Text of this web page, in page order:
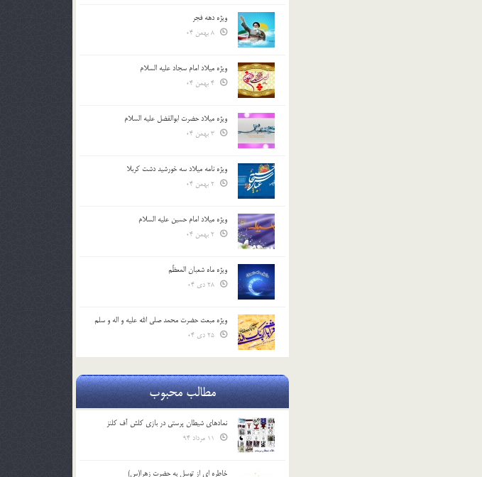
ویژه دهه فجر
ویژه میلاد امام سجاد علیه السلام
ویژه میلاد حضرت ابوالفضل علیه السلام
ویژه نامه میلاد سه خورشید دشت کربلا
ویژه میلاد امام حسین علیه السلام
ویژه ماه شعبان المعظّم
ویژه مبعث حضرت محمد صلی الله علیه و اله و سلم
مطالب محبوب
نمادهای شیطان پرستی در بازی کلش آف کلنز
خاطره ای از توسل به حضرت زهرا(س)